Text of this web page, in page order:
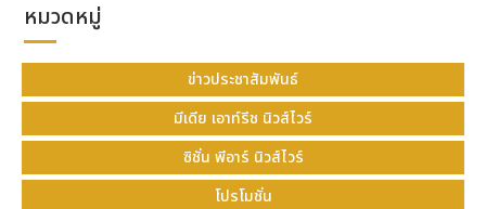
หมวดหมู่
ข่าวประชาสัมพันธ์
มีเดีย เอาท์รีช นิวส์ไวร์
ซิชั่น พีอาร์ นิวส์ไวร์
โปรโมชั่น